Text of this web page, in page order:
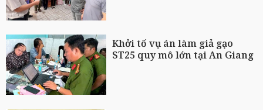
Khởi tố vụ án làm giả gạo
ST25 quy mô lớn tại An Giang